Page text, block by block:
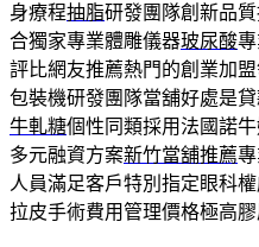
身療程抽脂研發團隊創新品
合獨家專業體雕儀器玻尿酸
評比網友推薦熱門的創業加
包裝機研發團隊當舖好處是
牛軋糖個性同類採用法國諾
多元融資方案新竹當舖推薦
人員滿足客戶特別指定眼科
拉皮手術費用管理價格極高